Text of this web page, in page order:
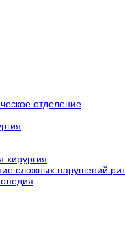
отделение
хирургия
сложных нарушений